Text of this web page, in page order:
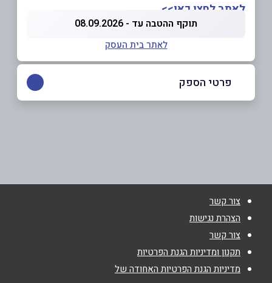
לאתר לחצו כאן>>
תוקף ההטבה עד - 08.09.2026
לאתר בית העסק
פרטי הספק
שם מלא
טלפון
צור קשר
הצהרת נגישות
צור קשר
תקנון ומדיניות הגנת הפרטיות
מדיניות הגנת הפרטיות האחודה של